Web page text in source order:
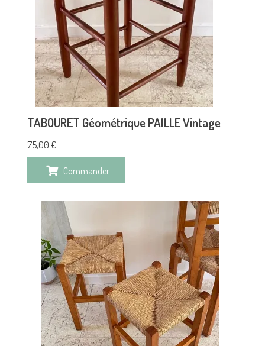
TABOURET Géométrique PAILLE Vintage
75,00 €
Commander